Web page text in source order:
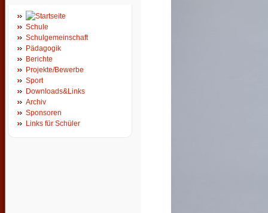
Schule
Schulgemeinschaft
Pädagogik
Berichte
Projekte/Bewerbe
Sport
Downloads&Links
Archiv
Sponsoren
Links für Schüler